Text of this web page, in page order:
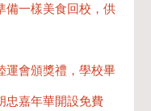
備一樣美食回校，供
運會頒獎禮，學校畢
忠嘉年華開設免費